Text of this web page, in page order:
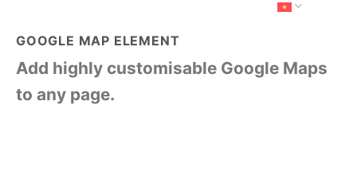
GOOGLE MAP ELEMENT
Add highly customisable Google Maps
to any page.